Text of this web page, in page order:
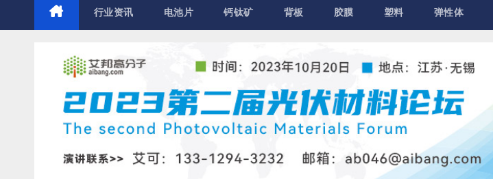
行业资讯 电池片 钙钛矿 背板 胶膜 塑料 弹性体